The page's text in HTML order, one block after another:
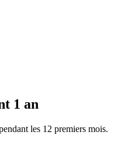
1 an
les 12 premiers mois.